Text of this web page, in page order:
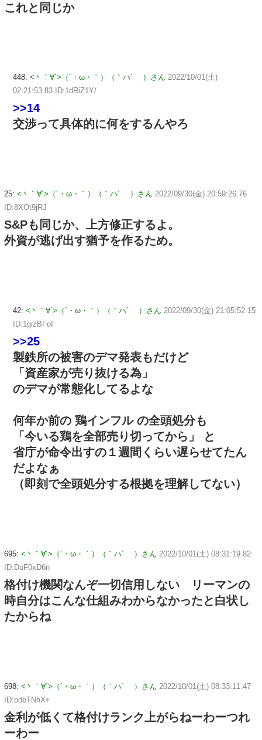
これと同じか
448: <丶｀∀´>（´・ω・｀）（｀ハ´ ）さん 2022/10/01(土)
02:21:53.83 ID:1dRiZ1Y/
>>14
交渉って具体的に何をするんやろ
25: <丶｀∀´>（´・ω・｀）（｀ハ´ ）さん 2022/09/30(金) 20:59:26.76
ID:8XOt9jRJ
S&Pも同じか、上方修正するよ。
外資が逃げ出す猶予を作るため。
42: <丶｀∀´>（´・ω・｀）（｀ハ´ ）さん 2022/09/30(金) 21:05:52.15
ID:1gizBFoI
>>25
製鉄所の被害のデマ発表もだけど
「資産家が売り抜ける為」
のデマが常態化してるよな
何年か前の 鶏インフル の全頭処分も
「今いる鶏を全部売り切ってから」 と
省庁が命令出すの１週間くらい遅らせてたん
だよなぁ
（即刻で全頭処分する根拠を理解してない）
695: <丶｀∀´>（´・ω・｀）（｀ハ´ ）さん 2022/10/01(土) 08:31:19.82
ID:DuF0xD6n
格付け機関なんぞ一切信用しない リーマンの
時自分はこんな仕組みわからなかったと白状し
たからね
698: <丶｀∀´>（´・ω・｀）（｀ハ´ ）さん 2022/10/01(土) 08:33:11.47
ID:odbTNhX+
金利が低くて格付けランク上がらねーわーつれ
ーわー